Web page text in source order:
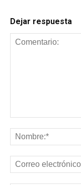
Dejar respuesta